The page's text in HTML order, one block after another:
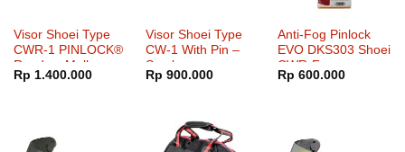
Visor Shoei Type
CWR-1 PINLOCK®
Ready – Mellow
Smoke Mirror Blue
Rp 1.400.000
Visor Shoei Type
CW-1 With Pin –
Smoke
Rp 900.000
Anti-Fog Pinlock
EVO DKS303 Shoei
CWR-F
Rp 600.000